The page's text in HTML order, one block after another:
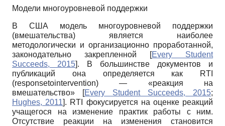
Модели многоуровневой поддержки
В США модель многоуровневой поддержки
(вмешательства) является наиболее
методологически и организационно проработанной,
законодательно закрепленной
[Every Student
Succeeds, 2015]. В большинстве документов и
публикаций она определяется как RTI
(responsetointervention) — «реакция на
вмешательство»
[Every Student Succeeds, 2015;
Hughes, 2011]. RTI фокусируется на оценке реакций
учащегося на изменение практик работы с ним.
Отсутствие реакции на изменения становится